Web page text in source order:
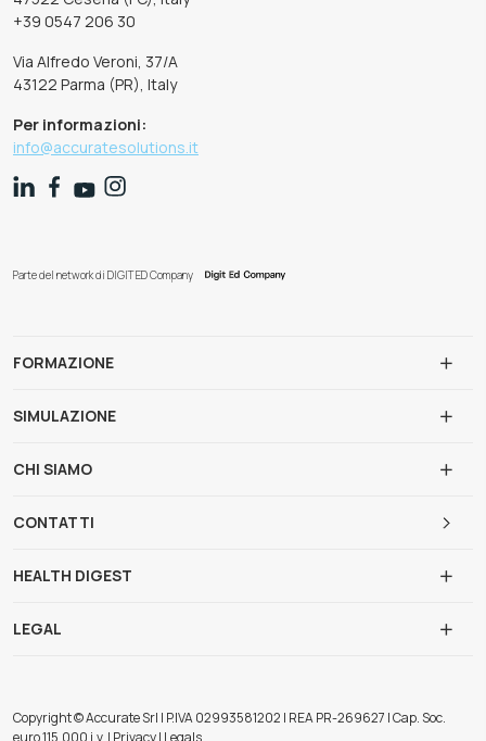
+39 0547 206 30
Via Alfredo Veroni, 37/A
43122 Parma (PR), Italy
Per informazioni:
info@accuratesolutions.it
Parte del network di DIGIT ED Company
FORMAZIONE
SIMULAZIONE
CHI SIAMO
CONTATTI
HEALTH DIGEST
LEGAL
Copyright © Accurate Srl | P.IVA 02993581202 | REA PR-269627 | Cap. Soc.
euro 115.000 i.v. | Privacy | Legals